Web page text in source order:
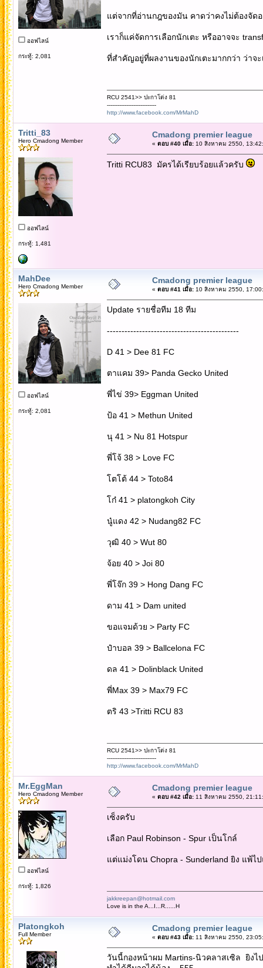
ออฟไลน์
กระทู้: 2,081
แต่จากที่อ่านกฎของมัน คาดว่าคงไม่ต้องจัดอ
เราก็แค่จัดการเลือกนักเตะ หรืออาจจะ
ที่สำคัญอยู่ที่ผลงานของนักเตะมากกว่า ว่า
RCU 2541>> ปะกาโด่ง 81
----------------------------
http://www.facebook.com/MrMahD
Tritti_83
Hero Cmadong Member
ออฟไลน์
กระทู้: 1,481
Cmadong premier league
« ตอบ #40 เมื่อ:10 สิงหาคม 2550,
Tritti RCU83 มัครได้เรียบร้อยแล้วครับ
MahDee
Hero Cmadong Member
ออฟไลน์
กระทู้: 2,081
Cmadong premier league
« ตอบ #41 เมื่อ:10 สิงหาคม 2550,
Update รายชื่อทีม 18 ทีม
---------------------------------------------
D 41 > Dee 81 FC
ตาแคม 39> Panda Gecko United
พี่ไข่ 39> Eggman United
ป้อ 41 > Methun United
นุ 41 > Nu 81 Hotspur
พี่โจ้ 38 > Love FC
โตโต้ 44 > Toto84
โก๋ 41 > platongkoh City
นู๋แดง 42 > Nudang82 FC
วุฒิ 40 > Wut 80
จ้อย 40 > Joi 80
พี่โจ๊ก 39 > Hong Dang FC
ดาม 41 > Dam united
ขอแจมด้วย > Party FC
ป๋าบอล 39 > Ballcelona FC
ดล 41 > Dolinblack United
พี่Max 39 > Max79 FC
ตริ 43 >Tritti RCU 83
RCU 2541>> ปะกาโด่ง 81
----------------------------
http://www.facebook.com/MrMahD
Mr.EggMan
Hero Cmadong Member
ออฟไลน์
กระทู้: 1,826
Cmadong premier league
« ตอบ #42 เมื่อ:11 สิงหาคม 2550,
เซ็งครับ
เลือก Paul Robinson - Spur เป็นโกล์
แต่แม่งโดน Chopra - Sunderland ยิง แพ้ไ
jakkreepan@hotmail.com
Love is in the A...I...R......H
Platongkoh
Full Member
Cmadong premier league
« ตอบ #43 เมื่อ:11 สิงหาคม 2550,
วันนี้กองหน้าผม Martins-นิวคลาสเซิล ยิงไ